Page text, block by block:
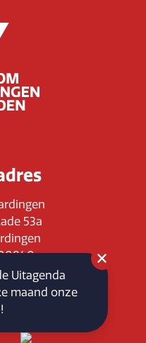
53a
Uitagenda
maand onze